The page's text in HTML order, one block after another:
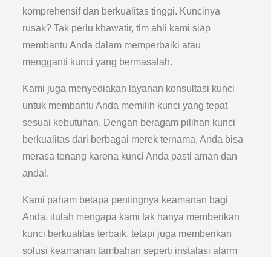
komprehensif dan berkualitas tinggi. Kuncinya
rusak? Tak perlu khawatir, tim ahli kami siap
membantu Anda dalam memperbaiki atau
mengganti kunci yang bermasalah.
Kami juga menyediakan layanan konsultasi kunci
untuk membantu Anda memilih kunci yang tepat
sesuai kebutuhan. Dengan beragam pilihan kunci
berkualitas dari berbagai merek ternama, Anda bisa
merasa tenang karena kunci Anda pasti aman dan
andal.
Kami paham betapa pentingnya keamanan bagi
Anda, itulah mengapa kami tak hanya memberikan
kunci berkualitas terbaik, tetapi juga memberikan
solusi keamanan tambahan seperti instalasi alarm